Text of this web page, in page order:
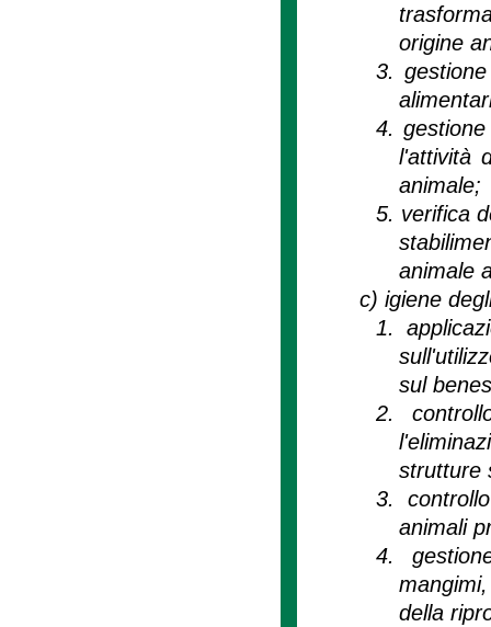
origine
3.
4.
l'attività
animale;
5. verifica
animale
c) igiene
1.
sul
2.
strutture
3.
animali
4.
della